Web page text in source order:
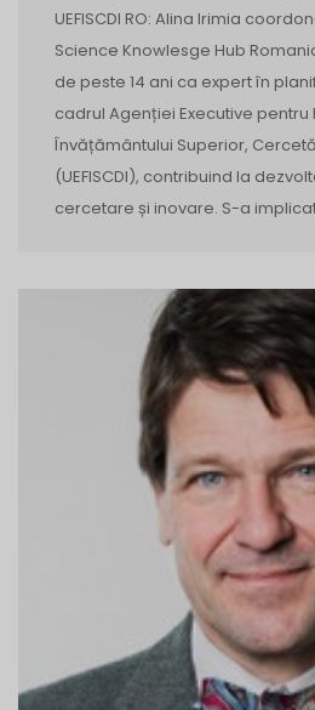
UEFISCDI RO: Alina Irimia
Science Knowlesge Hub
de peste 14 ani ca expert în
cadrul Agenției Executive pentru
Învățământului Superior,
(UEFISCDI), contribuind la
cercetare și inovare. S-a